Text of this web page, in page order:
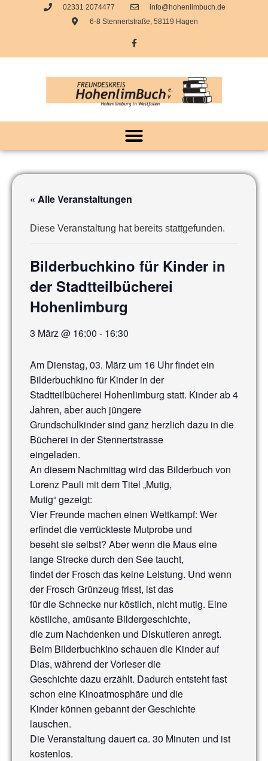
02331 2074477
info@hohenlimbuch.de
6-8 Stennertstraße, 58119 Hagen
« Alle Veranstaltungen
Diese Veranstaltung hat bereits stattgefunden.
Bilderbuchkino für Kinder in
der Stadtteilbücherei
Hohenlimburg
3 März @ 16:00 - 16:30
Am Dienstag, 03. März um 16 Uhr findet ein
Bilderbuchkino für Kinder in der
Stadtteilbücherei Hohenlimburg statt. Kinder ab 4
Jahren, aber auch jüngere
Grundschulkinder sind ganz herzlich dazu in die
Bücherei in der Stennertstrasse
eingeladen.
An diesem Nachmittag wird das Bilderbuch von
Lorenz Pauli mit dem Titel „Mutig,
Mutig“ gezeigt:
Vier Freunde machen einen Wettkampf: Wer
erfindet die verrückteste Mutprobe und
beseht sie selbst? Aber wenn die Maus eine
lange Strecke durch den See taucht,
findet der Frosch das keine Leistung. Und wenn
der Frosch Grünzeug frisst, ist das
für die Schnecke nur köstlich, nicht mutig. Eine
köstliche, amüsante Bildergeschichte,
die zum Nachdenken und Diskutieren anregt.
Beim Bilderbuchkino schauen die Kinder auf
Dias, während der Vorleser die
Geschichte dazu erzählt. Dadurch entsteht fast
schon eine Kinoatmosphäre und die
Kinder können gebannt der Geschichte
lauschen.
Die Veranstaltung dauert ca. 30 Minuten und ist
kostenlos.